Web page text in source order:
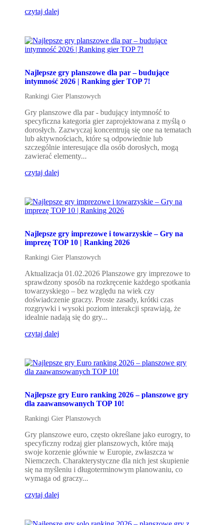
czytaj dalej
Najlepsze gry planszowe dla par – budujące
intymność 2026 | Ranking gier TOP 7!
Rankingi Gier Planszowych
Gry planszowe dla par - budujący intymność to
specyficzna kategoria gier zaprojektowana z myślą o
dorosłych. Zazwyczaj koncentrują się one na tematach
lub aktywnościach, które są odpowiednie lub
szczególnie interesujące dla osób dorosłych, mogą
zawierać elementy...
czytaj dalej
Najlepsze gry imprezowe i towarzyskie – Gry na
imprezę TOP 10 | Ranking 2026
Rankingi Gier Planszowych
Aktualizacja 01.02.2026 Planszowe gry imprezowe to
sprawdzony sposób na rozkręcenie każdego spotkania
towarzyskiego – bez względu na wiek czy
doświadczenie graczy. Proste zasady, krótki czas
rozgrywki i wysoki poziom interakcji sprawiają, że
idealnie nadają się do gry...
czytaj dalej
Najlepsze gry Euro ranking 2026 – planszowe gry
dla zaawansowanych TOP 10!
Rankingi Gier Planszowych
Gry planszowe euro, często określane jako eurogry, to
specyficzny rodzaj gier planszowych, które mają
swoje korzenie głównie w Europie, zwłaszcza w
Niemczech. Charakterystyczne dla nich jest skupienie
się na myśleniu i długoterminowym planowaniu, co
wymaga od graczy...
czytaj dalej